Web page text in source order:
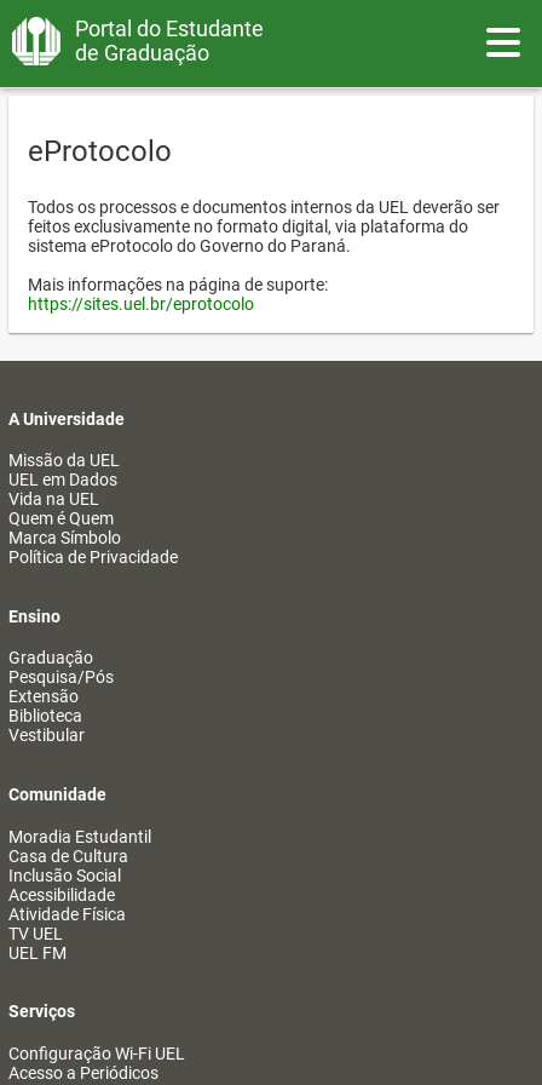
Portal do Estudante
de Graduação
eProtocolo
Todos os processos e documentos internos da UEL deverão ser
feitos exclusivamente no formato digital, via plataforma do
sistema eProtocolo do Governo do Paraná.
Mais informações na página de suporte:
https://sites.uel.br/eprotocolo
A Universidade
Missão da UEL
UEL em Dados
Vida na UEL
Quem é Quem
Marca Símbolo
Política de Privacidade
Ensino
Graduação
Pesquisa/Pós
Extensão
Biblioteca
Vestibular
Comunidade
Moradia Estudantil
Casa de Cultura
Inclusão Social
Acessibilidade
Atividade Física
TV UEL
UEL FM
Serviços
Configuração Wi-Fi UEL
Acesso a Periódicos